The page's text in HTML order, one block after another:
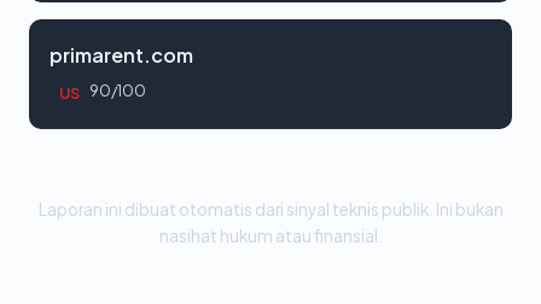
primarent.com
US 90/100
Laporan ini dibuat otomatis dari sinyal teknis publik. Ini bukan
nasihat hukum atau finansial.